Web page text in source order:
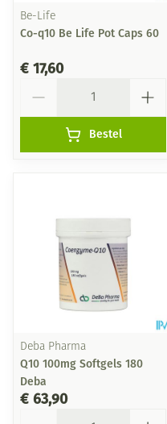
Be-Life
Co-q10 Be Life Pot Caps 60
€ 17,60
Bestel
Deba Pharma
Q10 100mg Softgels 180
Deba
€ 63,90